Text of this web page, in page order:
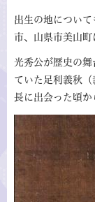
出生の地につい
市、山県市美山町
光秀公が歴史の
ていた足利義秋
長に出会った頃か